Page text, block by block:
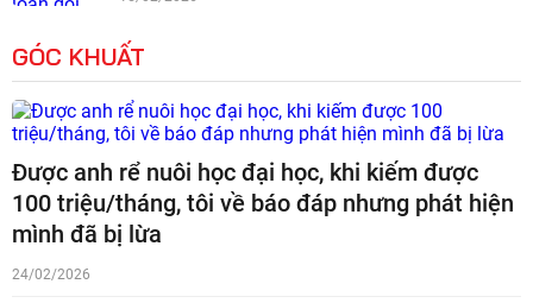
GÓC KHUẤT
Được anh rể nuôi học đại học, khi kiếm được
100 triệu/tháng, tôi về báo đáp nhưng phát hiện
mình đã bị lừa
24/02/2026